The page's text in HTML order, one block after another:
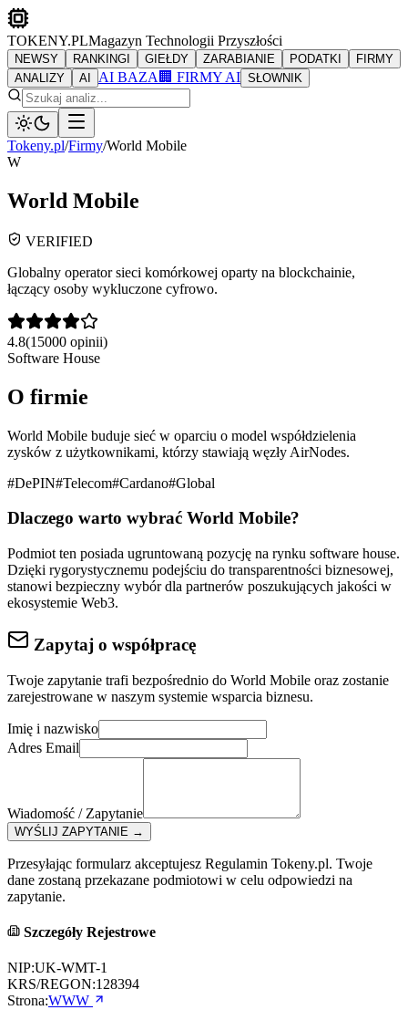
TOKENY.PLMagazyn Technologii Przyszłości
NEWSY RANKINGI GIEŁDY ZARABIANIE PODATKI
FIRMY
ANALIZY
AI AI BAZA 🏢 FIRMY AI SŁOWNIK
Tokeny.pl/Firmy/World Mobile
W
World Mobile
VERIFIED
Globalny operator sieci komórkowej oparty na blockchainie,
łączący osoby wykluczone cyfrowo.
4.8(15000 opinii)
Software House
O firmie
World Mobile buduje sieć w oparciu o model współdzielenia
zysków z użytkownikami, którzy stawiają węzły AirNodes.
#DePIN#Telecom#Cardano#Global
Dlaczego warto wybrać World Mobile?
Podmiot ten posiada ugruntowaną pozycję na rynku software house.
Dzięki rygorystycznemu podejściu do transparentności biznesowej,
stanowi bezpieczny wybór dla partnerów poszukujących jakości w
ekosystemie Web3.
Zapytaj o współpracę
Twoje zapytanie trafi bezpośrednio do World Mobile oraz zostanie
zarejestrowane w naszym systemie wsparcia biznesu.
Imię i nazwisko
Adres Email
Wiadomość / Zapytanie
WYŚLIJ ZAPYTANIE →
Przesyłając formularz akceptujesz Regulamin Tokeny.pl. Twoje
dane zostaną przekazane podmiotowi w celu odpowiedzi na
zapytanie.
Szczegóły Rejestrowe
NIP:UK-WMT-1
KRS/REGON:128394
Strona:WWW